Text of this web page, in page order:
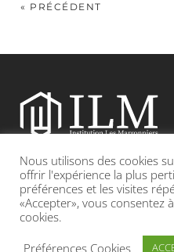
« PRÉCÉDENT
Etablissement catholique sous
Adresse : 19, Grande rue
INFOS LÉGALES
Nous utilisons des cookies
offrir l'expérience la plus
préférences et les visites
«Accepter», vous consentez
cookies.
Préférences Cookies